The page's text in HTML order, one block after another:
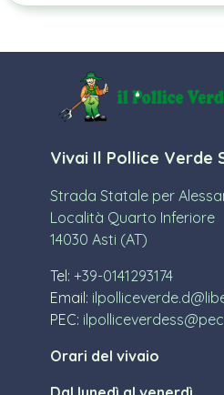
Vivai Il Pollice Verde
Strada Statale per
Località Quarto Inferiore
14030 Asti (AT)
Tel: +39-0141293174
Email:
PEC:
Orari del vivaio